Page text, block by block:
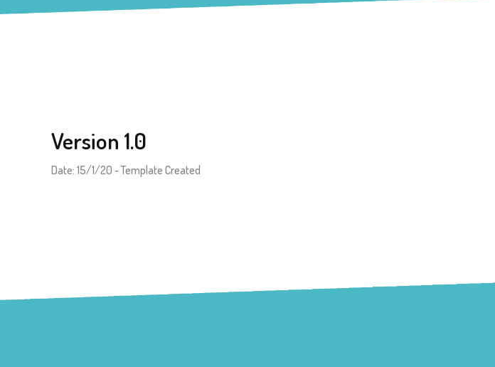
Version 1.0
Date: 15/1/20 - Template Created